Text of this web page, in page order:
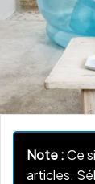
Note :Ce
articles.